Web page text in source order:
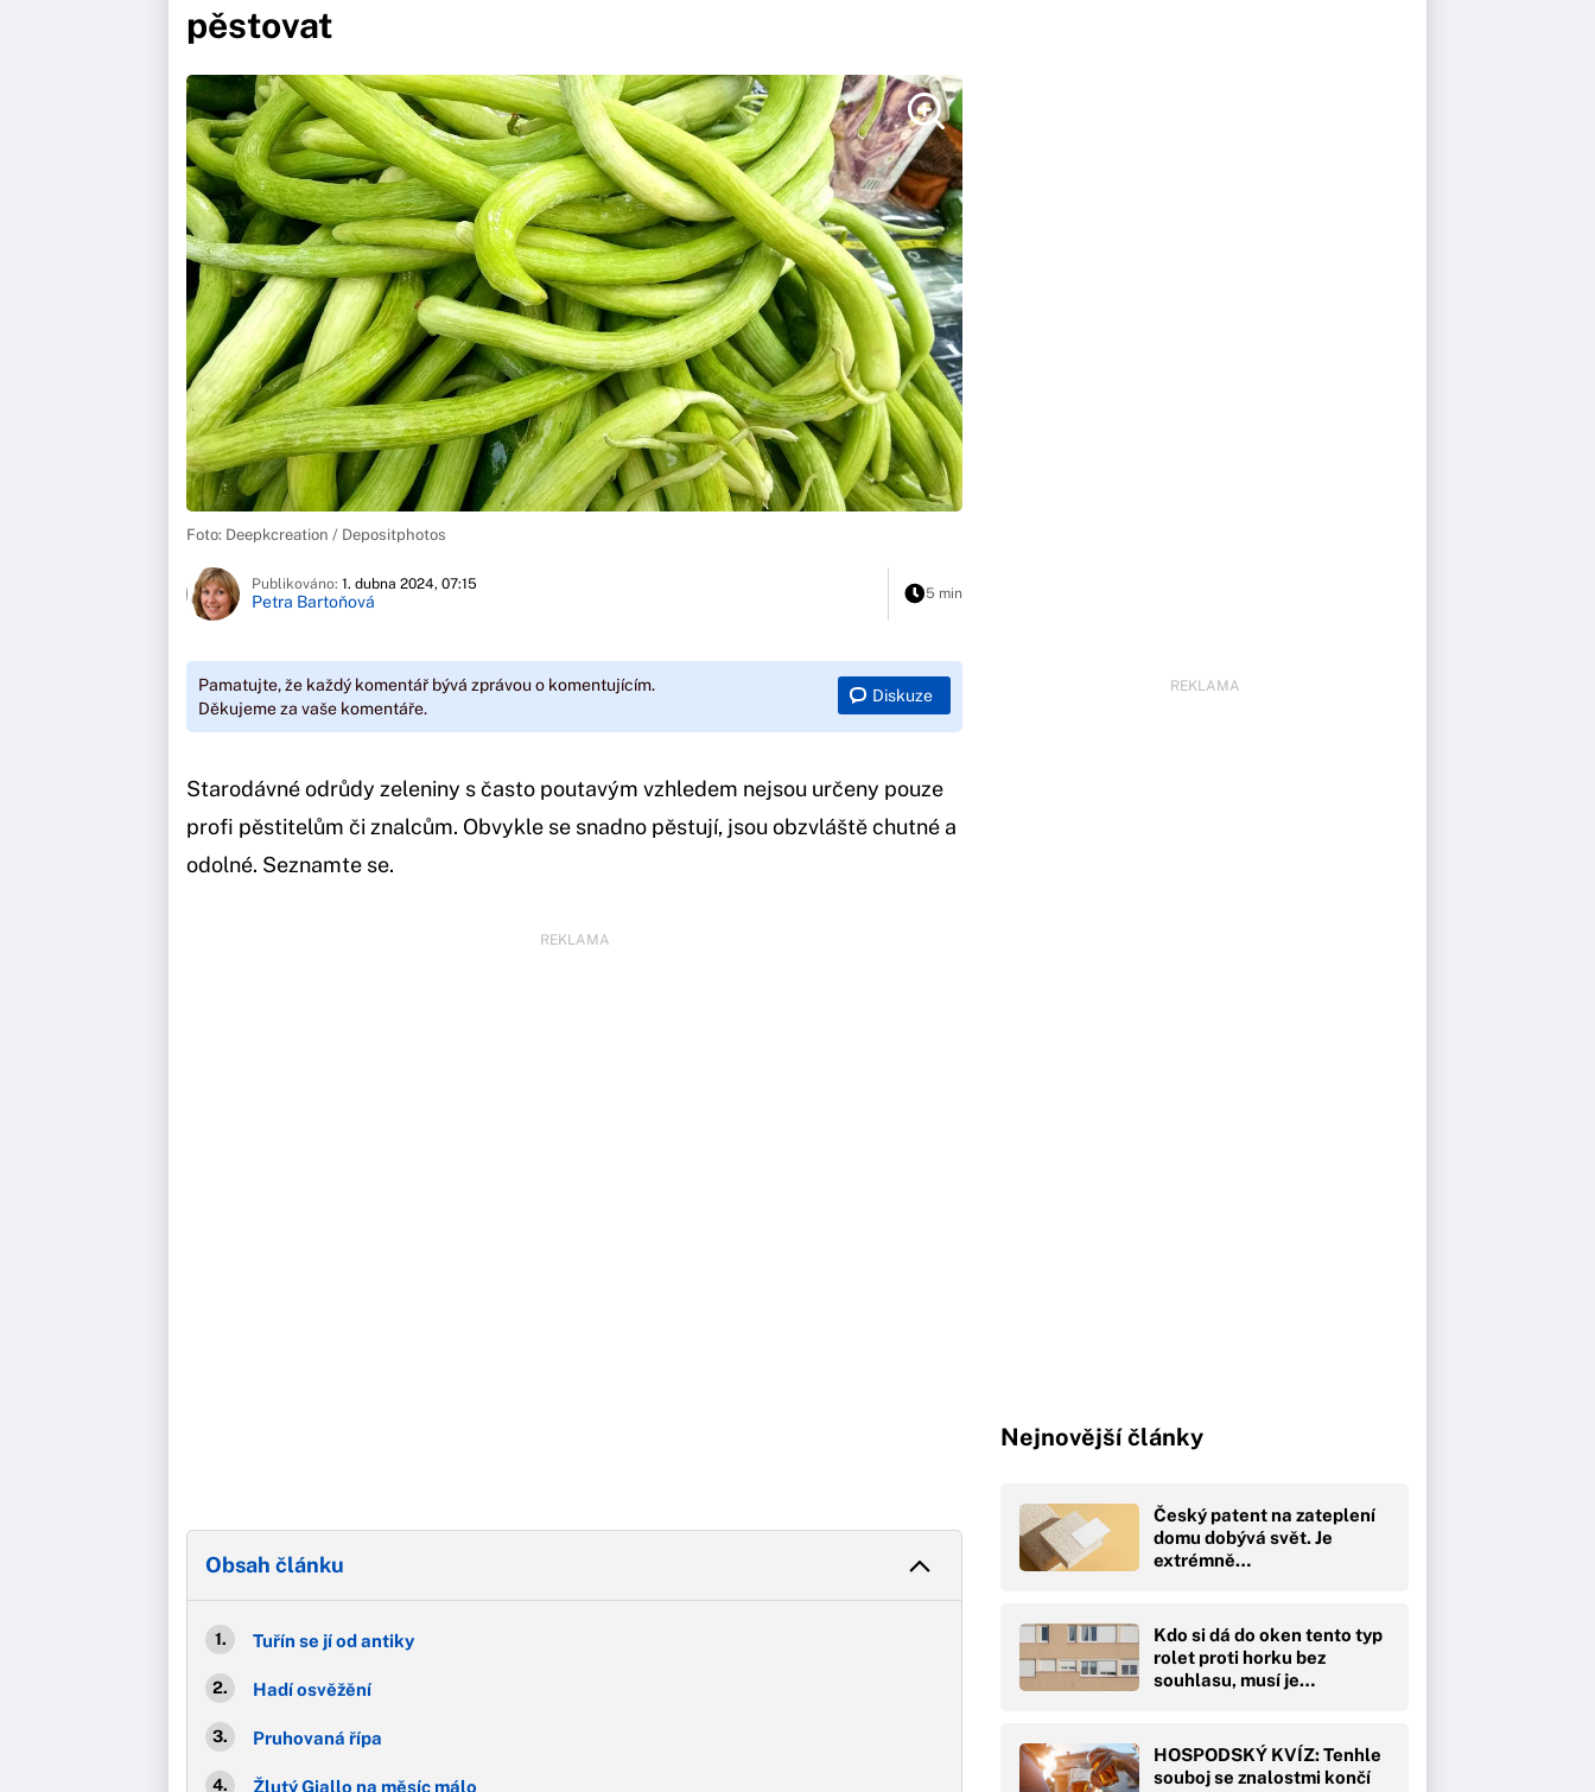
pěstovat
Foto: Deepkcreation / Depositphotos
Publikováno: 1. dubna 2024, 07:15
Petra Bartoňová 5 min
Pamatujte, že každý komentář bývá zprávou o komentujícím.
Děkujeme za vaše komentáře.
Diskuze
Starodávné odrůdy zeleniny s často poutavým vzhledem nejsou určeny pouze
profi pěstitelům či znalcům. Obvykle se snadno pěstují, jsou obzvláště chutné a
odolné. Seznamte se.
REKLAMA
Obsah článku
Tuřín se jí od antiky
Hadí osvěžění
Pruhovaná řípa
Žlutý Giallo na měsíc málo
REKLAMA
Nejnovější články
Český patent na zateplení
domu dobývá svět. Je
extrémně…
Kdo si dá do oken tento typ
rolet proti horku bez
souhlasu, musí je…
HOSPODSKÝ KVÍZ: Tenhle
souboj se znalostmi končí